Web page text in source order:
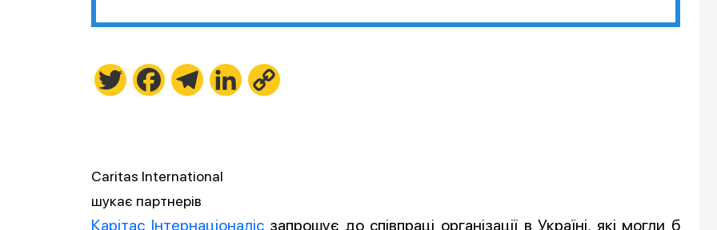
Twitter FacebookTelegramLinkedIn
Caritas International
шукає партнерів
Карітас Інтернаціоналісзапрошує до співпраці організації в Україні, які могли б